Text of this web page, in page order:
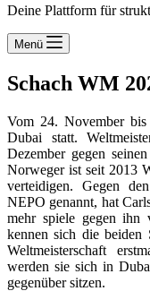
Deine Plattform für
Menü
Schach WM
Vom 24. November
Dubai statt.
Dezember gegen
Norweger ist seit 2013
verteidigen. Gegen
NEPO genannt, hat
mehr spiele gegen ihn
kennen sich die beiden
Weltmeisterschaft
werden sie sich in
gegenüber sitzen.